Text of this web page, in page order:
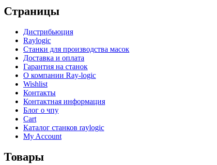
Страницы
Дистрибьюция
Raylogic
Станки для производства масок
Доставка и оплата
Гарантия на станок
О компании Ray-logic
Wishlist
Контакты
Контактная информация
Блог о чпу
Cart
Каталог станков raylogic
My Account
Товары